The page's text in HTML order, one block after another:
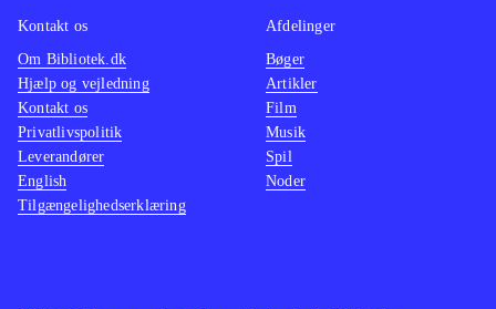
Kontakt os
Om Bibliotek.dk
Hjælp og vejledning
Kontakt os
Privatlivspolitik
Leverandører
English
Tilgængelighedserklæring
Afdelinger
Bøger
Artikler
Film
Musik
Spil
Noder